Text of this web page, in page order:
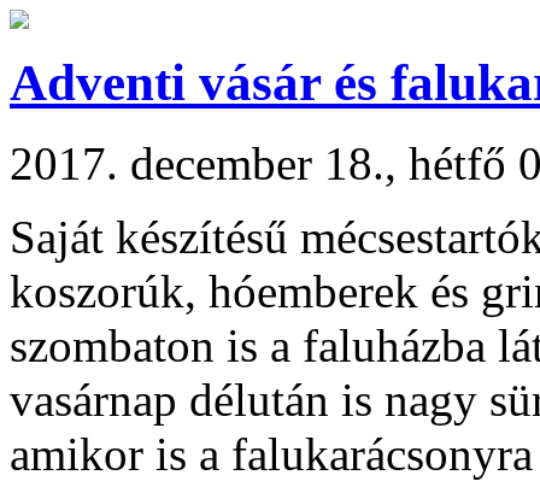
Adventi vásár és
2017. december 18., hétfő
Saját készítésű
koszorúk, hóemberek és
szombaton is a faluházba
vasárnap délután is nagy
amikor is a